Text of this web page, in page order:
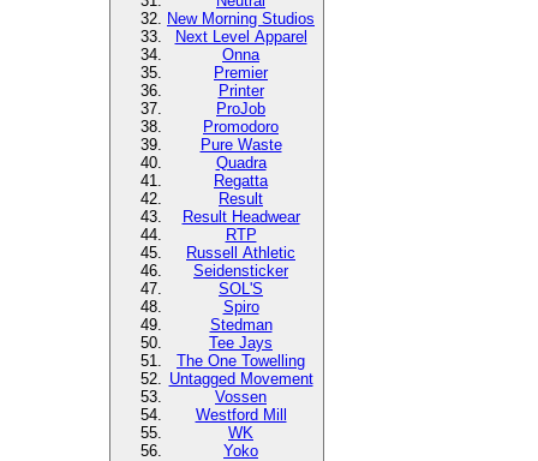
New Morning Studios
Next Level Apparel
Onna
Premier
Printer
ProJob
Promodoro
Pure Waste
Quadra
Regatta
Result
Result Headwear
RTP
Russell Athletic
Seidensticker
SOL'S
Spiro
Stedman
Tee Jays
The One Towelling
Untagged Movement
Vossen
Westford Mill
WK
Yoko